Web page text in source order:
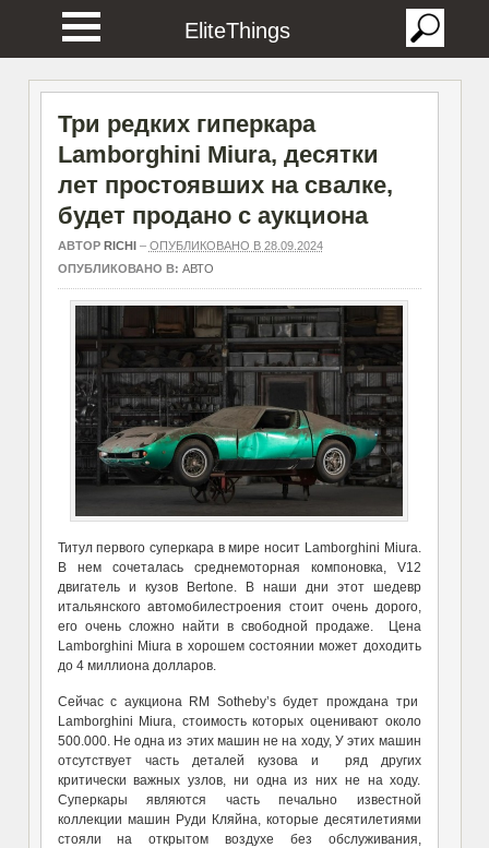
EliteThings
Три редких гиперкара
Lamborghini Miura, десятки
лет простоявших на свалке,
будет продано с аукциона
АВТОР RICHI– ОПУБЛИКОВАНО В 28.09.2024
ОПУБЛИКОВАНО В: АВТО
Титул первого суперкара в мире носит Lamborghini Miura.
В нем сочеталась среднемоторная компоновка, V12
двигатель и кузов Bertone. В наши дни этот шедевр
итальянского автомобилестроения стоит очень дорого,
его очень сложно найти в свободной продаже. Цена
Lamborghini Miura в хорошем состоянии может доходить
до 4 миллиона долларов.
Сейчас с аукциона RM Sotheby’s будет прождана три
Lamborghini Miura, стоимость которых оценивают около
500.000. Не одна из этих машин не на ходу, У этих машин
отсутствует часть деталей кузова и ряд других
критически важных узлов, ни одна из них не на ходу.
Суперкары являются часть печально известной
коллекции машин Руди Кляйна, которые десятилетиями
стояли на открытом воздухе без обслуживания,